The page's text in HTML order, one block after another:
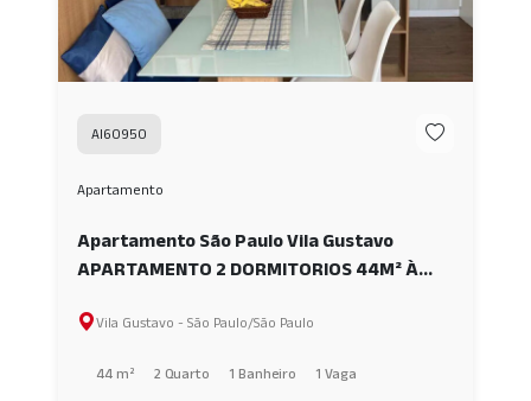
AI60950
Apartamento
Apartamento São Paulo Vila Gustavo
APARTAMENTO 2 DORMITORIOS 44M² À
Vila Gustavo - São Paulo/São Paulo
44 m² 2 Quarto 1 Banheiro 1 Vaga